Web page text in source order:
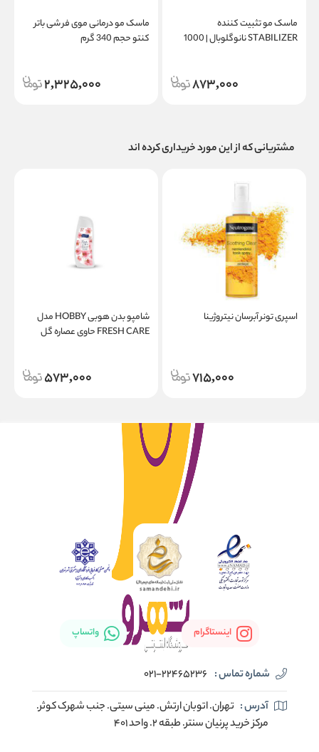
ماسک مو تثبیت کننده
STABILIZER نانوگلوبال | 1000
873,000
ماسک مو درمانی موی فر شی باتر
کنتو حجم 340 گرم
2,325,000
مشتریانی که از این مورد خریداری کرده اند
اسپری تونر آبرسان نیتروژینا
715,000
شامپو بدن هوبی HOBBY مدل
FRESH CARE حاوی عصاره گل
573,000
اینستاگرام واتساپ
شماره تماس : 021-22465236
آدرس : تهران. اتوبان ارتش. مینی سیتی. جنب شهرک کوثر.
مرکز خرید پرنیان سنتر. طبقه ۲. واحد ۴۰۱